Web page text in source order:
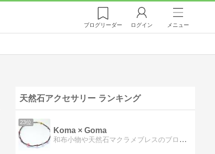
ブログリーダー ログイン メニュー
天然石アクセサリー ランキング
23位
Koma × Goma
和布小物や天然石マクラメブレスのブログ。作り方や型紙も公開中…